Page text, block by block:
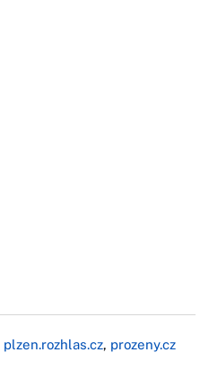
plzen.rozhlas.cz, prozeny.cz